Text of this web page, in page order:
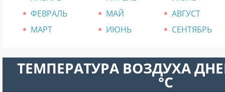
ФЕВРАЛЬ
МАЙ
АВГУСТ
МАРТ
ИЮНЬ СЕНТЯБРЬ
ТЕМПЕРАТУРА ВОЗДУХА
°C